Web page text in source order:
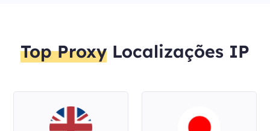
Top Proxy Localizações IP